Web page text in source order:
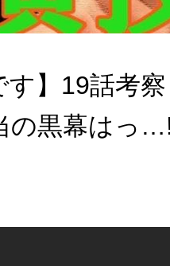
す】19話考
の黒幕はっ